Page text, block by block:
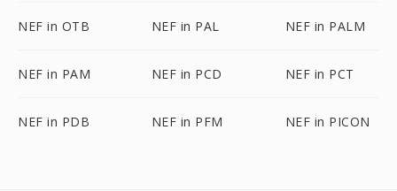
NEF in OTB NEF in PAL NEF in PALM
NEF in PAM NEF in PCD NEF in PCT
NEF in PDB NEF in PFM NEF in PICON